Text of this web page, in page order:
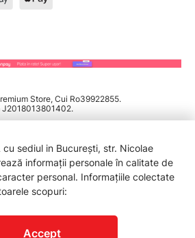
Store, Cui Ro39922855.
J2018013801402.
cu sediul in București, str. Nicolae
informații personale în calitate de
personal. Informațiile colectate
scopuri:
Accept